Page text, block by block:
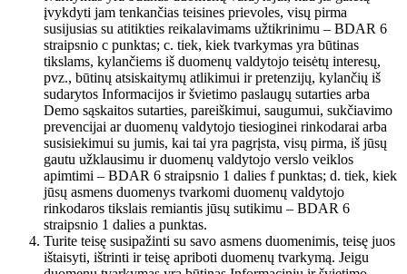
įvykdyti jam tenkančias teisines prievoles, visų pirma
susijusias su atitikties reikalavimams užtikrinimu – BDAR 6
straipsnio c punktas; c. tiek, kiek tvarkymas yra būtinas
tikslams, kylančiems iš duomenų valdytojo teisėtų interesų,
pvz., būtinų atsiskaitymų atlikimui ir pretenzijų, kylančių iš
sudarytos Informacijos ir švietimo paslaugų sutarties arba
Demo sąskaitos sutarties, pareiškimui, saugumui, sukčiavimo
prevencijai ar duomenų valdytojo tiesioginei rinkodarai arba
susisiekimui su jumis, kai tai yra pagrįsta, visų pirma, iš jūsų
gautu užklausimu ir duomenų valdytojo verslo veiklos
apimtimi – BDAR 6 straipsnio 1 dalies f punktas; d. tiek, kiek
jūsų asmens duomenys tvarkomi duomenų valdytojo
rinkodaros tikslais remiantis jūsų sutikimu – BDAR 6
straipsnio 1 dalies a punktas.
Turite teisę susipažinti su savo asmens duomenimis, teisę juos
ištaisyti, ištrinti ir teisę apriboti duomenų tvarkymą. Jeigu